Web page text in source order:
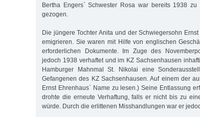
Bertha Engers` Schwester Rosa war bereits 1938
gezogen.
Die jüngere Tochter Anita und der Schwiegersohn
emigrieren. Sie waren mit Hilfe von englischen
erforderlichen Dokumente. Im Zuge des
jedoch 1938 verhaftet und im KZ Sachsenhausen
Hamburger Mahnmal St. Nikolai eine
Gefangenen des KZ Sachsenhausen. Auf einem der
Ernst Ehrenhaus` Name zu lesen.) Seine Entlassung
drohte die erneute Verhaftung, falls er nicht bis zu
würde. Durch die erlittenen Misshandlungen war er